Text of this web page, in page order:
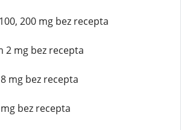
200 mg bez recepta
2 mg bez recepta
mg bez recepta
bez recepta